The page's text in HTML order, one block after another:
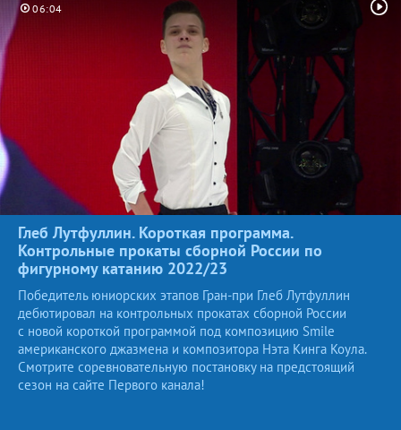
06:04
Глеб Лутфуллин. Короткая программа.
Контрольные прокаты сборной России по
фигурному катанию 2022/23
Победитель юниорских этапов Гран-при Глеб Лутфуллин
дебютировал на контрольных прокатах сборной России
с новой короткой программой под композицию Smile
американского джазмена и композитора Нэта Кинга Коула.
Смотрите соревновательную постановку на предстоящий
сезон на сайте Первого канала!